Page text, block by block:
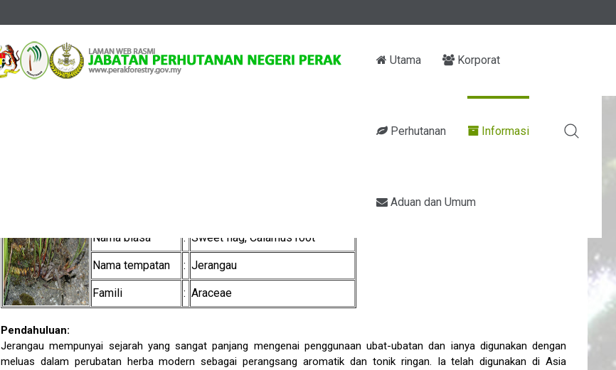
Utama Korporat
Perhutanan Informasi
Aduan dan Umum
Nama biasa
: Sweet flag, Calamus root
Nama tempatan : Jerangau
Famili : Araceae
Pendahuluan:
Jerangau mempunyai sejarah yang sangat panjang mengenai penggunaan ubat-ubatan dan ianya digunakan dengan
meluas dalam perubatan herba modern sebagai perangsang aromatik dan tonik ringan. Ia telah digunakan di Asia